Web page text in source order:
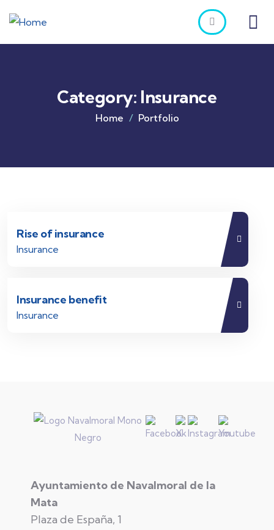
Category: Insurance
Home Portfolio
Rise of insurance
Insurance
Insurance benefit
Insurance
Ayuntamiento de Navalmoral de la
Mata
Plaza de España, 1